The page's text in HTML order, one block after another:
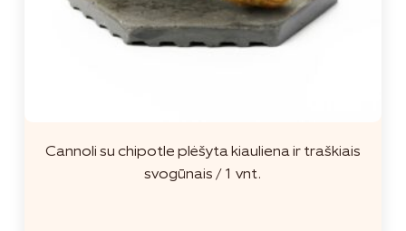
Cannoli su chipotle plėšyta kiauliena ir traškiais
svogūnais / 1 vnt.